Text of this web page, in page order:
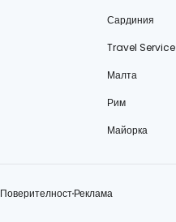
Сардиния
Travel Service
Малта
Рим
Майорка
ПоверителностРеклама